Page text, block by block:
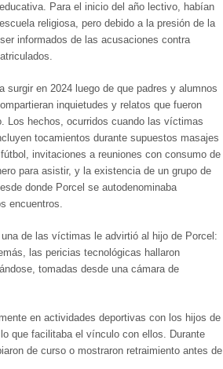
Para el inicio del año lectivo, habían
religiosa, pero debido a la presión de la
informados de las acusaciones contra
surgir en 2024 luego de que padres y alumnos
inquietudes y relatos que fueron
Los hechos, ocurridos cuando las víctimas
tocamientos durante supuestos masajes
invitaciones a reuniones con consumo de
para asistir, y la existencia de un grupo de
donde Porcel se autodenominaba
encuentros.
de las víctimas le advirtió al hijo de Porcel:
las pericias tecnológicas hallaron
tomadas desde una cámara de
en actividades deportivas con los hijos de
que facilitaba el vínculo con ellos. Durante
de curso o mostraron retraimiento antes de